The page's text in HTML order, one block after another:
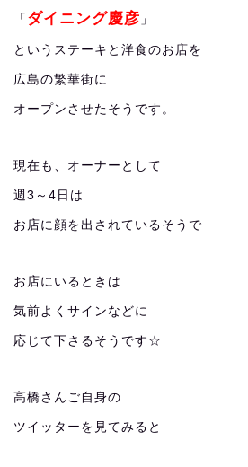
「 ダイニング慶彦 」
というステーキと洋食のお店を
広島の繁華街に
オープンさせたそうです。
現在も、オーナーとして
週3～4日は
お店に顔を出されているそうで
お店にいるときは
気前よくサインなどに
応じて下さるそうです☆
高橋さんご自身の
ツイッターを見てみると